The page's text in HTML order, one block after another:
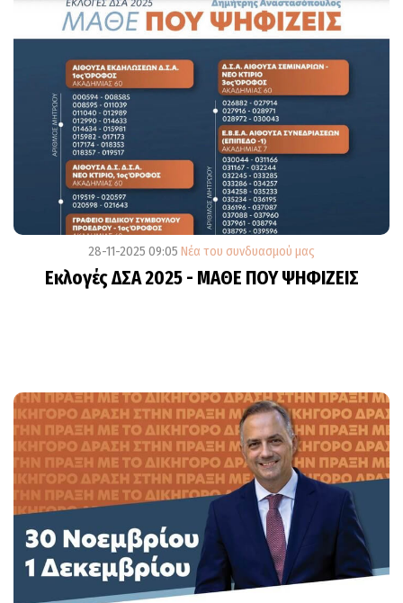
28-11-2025 09:05 Νέα του συνδυασμού μας
Εκλογές ΔΣΑ 2025 - ΜΑΘΕ ΠΟΥ ΨΗΦΙΖΕΙΣ